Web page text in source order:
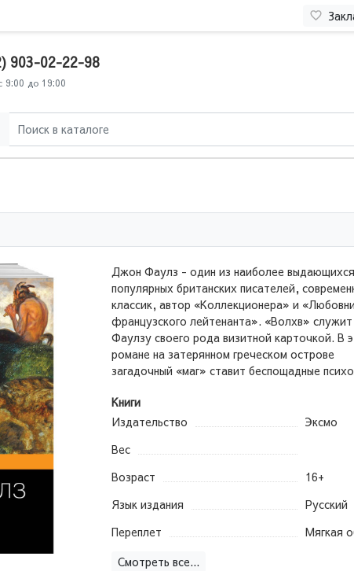
903-02-22-98
9:00 до 19:00
Джон Фаулз - один из наиболее
популярных британских писателей,
классик, автор «Коллекционера» и
французского лейтенанта». «Волхв» служит
Фаулзу своего рода визитной карточкой. В
романе на затерянном греческом острове
загадочный «маг» ставит беспощадные
Книги
Издательство
Эксмо
Вес
Возраст
16+
Язык издания
Русский
Переплет
Мягкая
Смотреть все...